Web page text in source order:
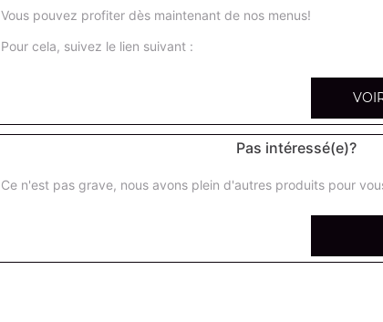
Base sauce tomate, mozzarella,
fruits de mer médium
Base sauce tomate, mozzarella,
arménienne médium
Base sauce tomate, mozzarella,
Vous pouvez profiter dès maintenant de nos menus!
Pour cela, suivez le lien suivant :
Pas intéressé(e)?
Ce n'est pas grave, nous avons plein d'autres produits pour